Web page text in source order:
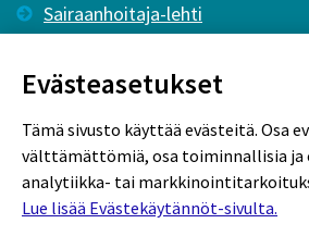
Sairaanhoitaja-lehti
Evästeasetukset
Tämä sivusto käyttää evästeitä. Osa
välttämättömiä, osa toiminnallisia ja
analytiikka- tai
Lue lisää Evästekäytännöt-sivulta.